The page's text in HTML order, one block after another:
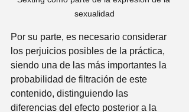
sexualidad
Por su parte, es necesario considerar
los perjuicios posibles de la práctica,
siendo una de las más importantes la
probabilidad de filtración de este
contenido, distinguiendo las
diferencias del efecto posterior a la